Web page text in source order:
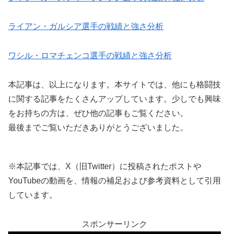
ライアン・ガルシア選手の戦績と強さ分析
ワシル・ロマチェンコ選手の戦績と強さ分析
本記事は、以上になります。本サイトでは、他にも格闘技
に関する記事をたくさんアップしています。少しでも興味
をお持ちの方は、ぜひ他の記事もご覧ください。
最後までご覧いただきありがとうございました。
※本記事では、X（旧Twitter）に投稿されたポストや
YouTubeの動画を、情報の補足および参考資料として引用
しています。
スポンサーリンク